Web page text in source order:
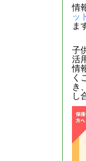
情
ッ
ま
子
活
情
く
き
し